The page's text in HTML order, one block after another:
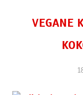
VEGANE